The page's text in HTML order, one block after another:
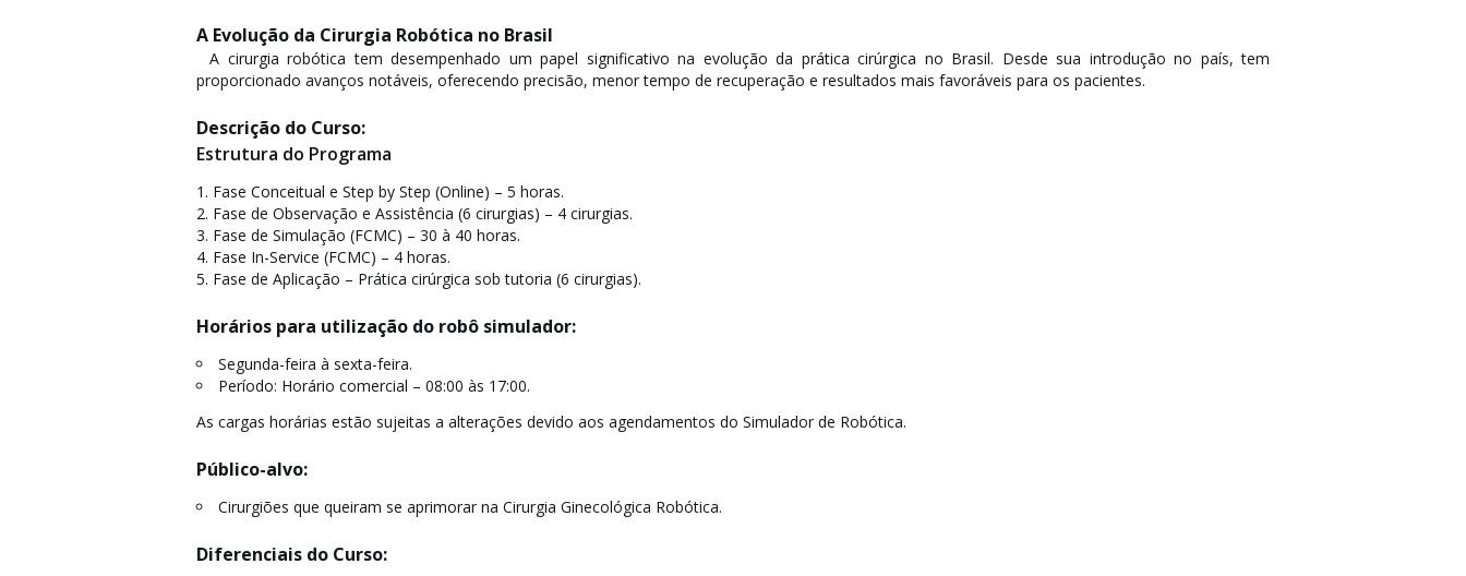
A Evolução da Cirurgia Robótica no Brasil
A cirurgia robótica tem desempenhado um papel significativo na evolução da prática cirúrgica no Brasil. Desde sua introdução no país, tem
proporcionado avanços notáveis, oferecendo precisão, menor tempo de recuperação e resultados mais favoráveis para os pacientes.
Descrição do Curso:
Estrutura do Programa
Fase Conceitual e Step by Step (Online) – 5 horas.
Fase de Observação e Assistência (6 cirurgias) – 4 cirurgias.
Fase de Simulação (FCMC) – 30 à 40 horas.
Fase In-Service (FCMC) – 4 horas.
Fase de Aplicação – Prática cirúrgica sob tutoria (6 cirurgias).
Horários para utilização do robô simulador:
Segunda-feira à sexta-feira.
Período: Horário comercial – 08:00 às 17:00.
As cargas horárias estão sujeitas a alterações devido aos agendamentos do Simulador de Robótica.
Público-alvo:
Cirurgiões que queiram se aprimorar na Cirurgia Ginecológica Robótica.
Diferenciais do Curso: